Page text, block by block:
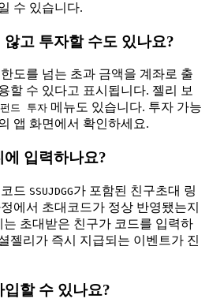
수 있습니다.
고 투자할 수도 있나요?
도를 넘는 초과 금액을 계좌로 출
할 수 있다고 표시됩니다. 젤리 보
드 투자 메뉴도 있습니다. 투자 가능
앱 화면에서 확인하세요.
입력하나요?
드 SSUJDGG가 포함된 친구초대 링
에서 초대코드가 정상 반영됐는지
는 초대받은 친구가 코드를 입력하
젤리가 즉시 지급되는 이벤트가 진
할 수 있나요?